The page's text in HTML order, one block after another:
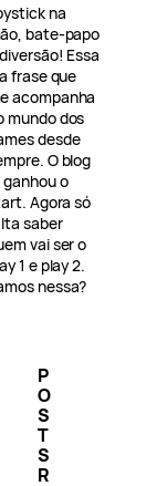
na
bate-papo
Essa
frase que
acompanha
mundo dos
desde
O blog
ganhou o
Agora só
saber
vai ser o
1 e play 2.
nessa?
P
O
S
T
S
R